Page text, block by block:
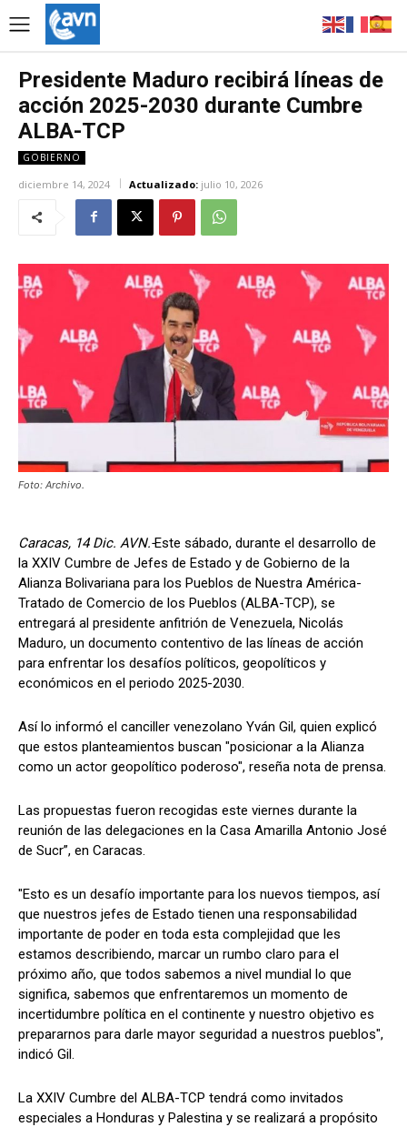
Presidente Maduro recibirá líneas de
acción 2025-2030 durante Cumbre
ALBA-TCP
GOBIERNO
diciembre 14, 2024 Actualizado: julio 10, 2026
Foto: Archivo.
Caracas, 14 Dic. AVN.-Este sábado, durante el desarrollo de
la XXIV Cumbre de Jefes de Estado y de Gobierno de la
Alianza Bolivariana para los Pueblos de Nuestra América-
Tratado de Comercio de los Pueblos (ALBA-TCP), se
entregará al presidente anfitrión de Venezuela, Nicolás
Maduro, un documento contentivo de las líneas de acción
para enfrentar los desafíos políticos, geopolíticos y
económicos en el periodo 2025-2030.
Así lo informó el canciller venezolano Yván Gil, quien explicó
que estos planteamientos buscan "posicionar a la Alianza
como un actor geopolítico poderoso", reseña nota de prensa.
Las propuestas fueron recogidas este viernes durante la
reunión de las delegaciones en la Casa Amarilla Antonio José
de Sucr”, en Caracas.
"Esto es un desafío importante para los nuevos tiempos, así
que nuestros jefes de Estado tienen una responsabilidad
importante de poder en toda esta complejidad que les
estamos describiendo, marcar un rumbo claro para el
próximo año, que todos sabemos a nivel mundial lo que
significa, sabemos que enfrentaremos un momento de
incertidumbre política en el continente y nuestro objetivo es
prepararnos para darle mayor seguridad a nuestros pueblos",
indicó Gil.
La XXIV Cumbre del ALBA-TCP tendrá como invitados
especiales a Honduras y Palestina y se realizará a propósito